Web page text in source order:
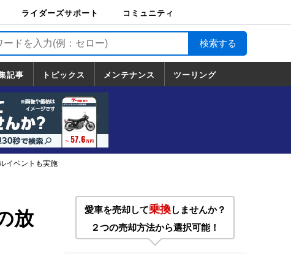
ライダーズサポート
ライダーズサポート
TOP
バイク輸送
バイクガレージライ
フ
バイク車両保険
ロードサービス
バイク試乗
コミュニティ
記事 トピックス
トピックス
一覧
ホンダ
ヤマハ
スズキ
カワサキ
ハーレーダ
ビッドソン
BMW
ドゥカティ
トライアン
フ
メンテナンス ツーリング
イベントも実施
放
愛車を売却して乗換しませんか？
２つの売却方法から選択可能！